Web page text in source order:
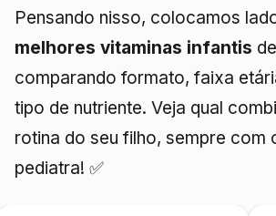
Pensando nisso, colocamos
melhores vitaminas infantis
comparando formato, faixa
tipo de nutriente. Veja qual
rotina do seu filho, sempre com
pediatra! ✅